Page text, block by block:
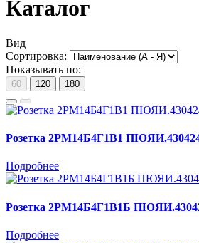
Каталог
Вид
Сортировка:
Показывать по:
60 120 180
Розетка 2РМ14Б4Г1В1
Подробнее
Розетка 2РМ14Б4Г1В1Б
Подробнее